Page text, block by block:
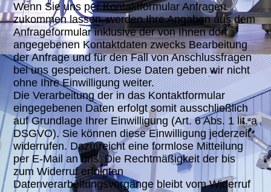
Wenn Sie uns per Kontaktformular Anfragen
zukommen lassen, werden Ihre Angaben aus dem
Anfrageformular inklusive der von Ihnen dort
angegebenen Kontaktdaten zwecks Bearbeitung
der Anfrage und für den Fall von Anschlussfragen
bei uns gespeichert. Diese Daten geben wir nicht
ohne Ihre Einwilligung weiter.
Die Verarbeitung der in das Kontaktformular
eingegebenen Daten erfolgt somit ausschließlich
auf Grundlage Ihrer Einwilligung (Art. 6 Abs. 1 lit. a
DSGVO). Sie können diese Einwilligung jederzeit
widerrufen. Dazu reicht eine formlose Mitteilung
per E-Mail an uns. Die Rechtmäßigkeit der bis
zum Widerruf erfolgten
Datenverarbeitungsvorgänge bleibt vom Widerruf